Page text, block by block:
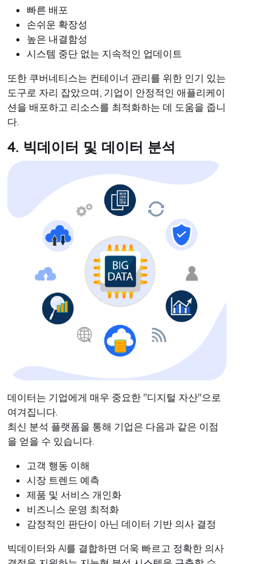
빠른 배포
손쉬운 확장성
높은 내결함성
시스템 중단 없는 지속적인 업데이트
또한 쿠버네티스는 컨테이너 관리를 위한 인기 있는
도구로 자리 잡았으며, 기업이 안정적인 애플리케이
션을 배포하고 리소스를 최적화하는 데 도움을 줍니
다.
4. 빅데이터 및 데이터 분석
데이터는 기업에게 매우 중요한 "디지털 자산"으로
여겨집니다.
최신 분석 플랫폼을 통해 기업은 다음과 같은 이점
을 얻을 수 있습니다.
고객 행동 이해
시장 트렌드 예측
제품 및 서비스 개인화
비즈니스 운영 최적화
감정적인 판단이 아닌 데이터 기반 의사 결정
빅데이터와 AI를 결합하면 더욱 빠르고 정확한 의사